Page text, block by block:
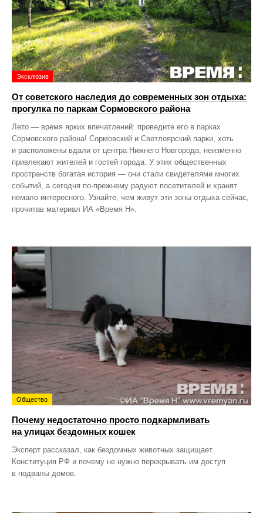
Эксклюзив
От советского наследия до современных зон отдыха:
прогулка по паркам Сормовского района
Лето — время ярких впечатлений: проведите его в парках
Сормовского района! Сормовский и Светлоярский парки, хоть
и расположены вдали от центра Нижнего Новгорода, неизменно
привлекают жителей и гостей города. У этих общественных
пространств богатая история — они стали свидетелями многих
событий, а сегодня по‑прежнему радуют посетителей и хранят
немало интересного. Узнайте, чем живут эти зоны отдыха сейчас,
прочитав материал ИА «Время Н».
Общество
Почему недостаточно просто подкармливать
на улицах бездомных кошек
Эксперт рассказал, как бездомных животных защищает
Конституция РФ и почему не нужно перекрывать им доступ
в подвалы домов.